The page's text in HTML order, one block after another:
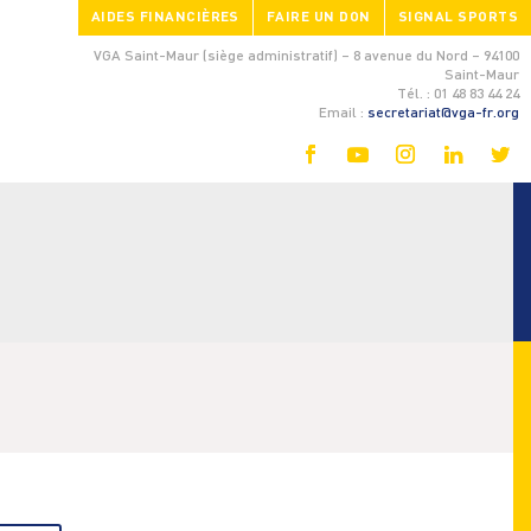
AIDES FINANCIÈRES FAIRE UN DON SIGNAL SPORTS
VGA Saint-Maur (siège administratif) – 8 avenue du Nord – 94100
Saint-Maur
Tél. : 01 48 83 44 24
Email : secretariat@vga-fr.org